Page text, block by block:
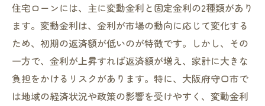
住宅ローンには、主に変動金利と固定金利の2種類があり
ます。変動金利は、金利が市場の動向に応じて変化する
ため、初期の返済額が低いのが特徴です。しかし、その
一方で、金利が上昇すれば返済額が増え、家計に大きな
負担をかけるリスクがあります。特に、大阪府守口市で
は地域の経済状況や政策の影響を受けやすく、変動金利